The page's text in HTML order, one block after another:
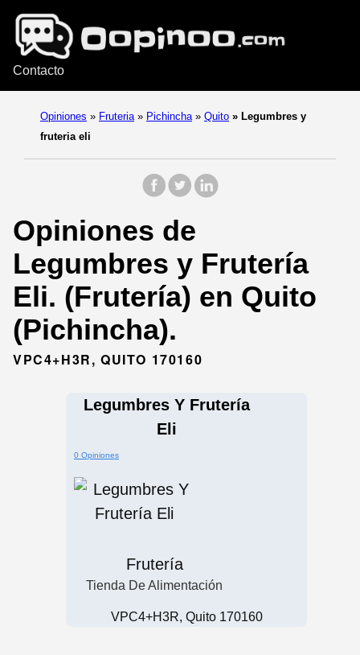
Contacto
Opiniones » Fruteria » Pichincha » Quito » Legumbres y
fruteria eli
Opiniones de
Legumbres y Frutería
Eli. (Frutería) en Quito
(Pichincha).
VPC4+H3R, QUITO 170160
Legumbres Y Frutería
Eli
0 Opiniones
Frutería
Tienda De Alimentación
VPC4+H3R, Quito 170160